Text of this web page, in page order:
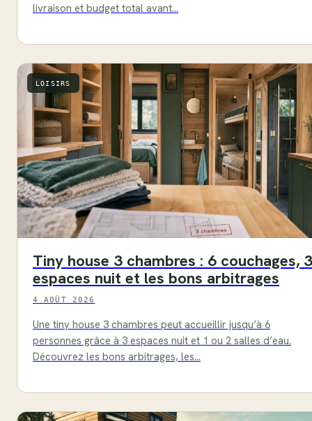
livraison et budget total avant…
LOISIRS
Tiny house 3 chambres : 6 couchages, 3
espaces nuit et les bons arbitrages
4 AOÛT 2026
Une tiny house 3 chambres peut accueillir jusqu’à 6
personnes grâce à 3 espaces nuit et 1 ou 2 salles d’eau.
Découvrez les bons arbitrages, les…